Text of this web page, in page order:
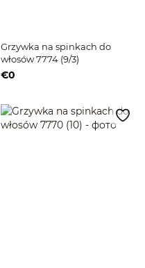
Grzywka na spinkach do
włosów 7774 (9/3)
€0